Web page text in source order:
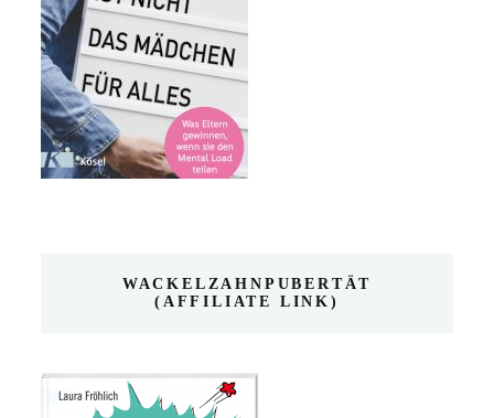
WACKELZAHNPUBERTÄT
(AFFILIATE LINK)